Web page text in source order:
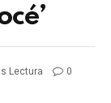
Lectura 0